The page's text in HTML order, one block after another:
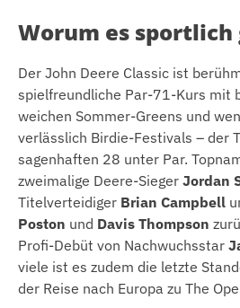
Worum es sportlich
Der John Deere Classic ist
spielfreundliche Par-71-Kurs mit
weichen Sommer-Greens und
verlässlich Birdie-Festivals – der
sagenhaften 28 unter Par.
zweimalige Deere-Sieger Jordan
Titelverteidiger Brian Campbell
Poston und Davis Thompson
Profi-Debüt von Nachwuchsstar
viele ist es zudem die letzte
der Reise nach Europa zu The